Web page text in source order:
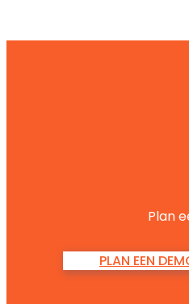
Plan
PLAN EEN